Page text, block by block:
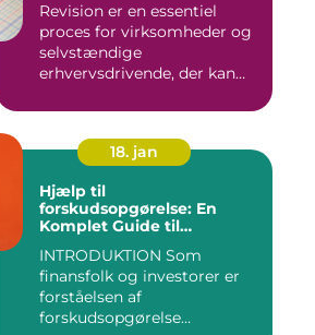
Revision er en essentiel
proces for virksomheder og
selvstændige
erhvervsdrivende, der kan
18. jan
Hjælp til
forskudsopgørelse: En
Komplet Guide til
INTRODUKTION Som
finansfolk og investorer er
forståelsen af
forskudsopgørelse